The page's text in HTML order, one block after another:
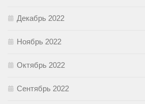
Декабрь 2022
Ноябрь 2022
Октябрь 2022
Сентябрь 2022